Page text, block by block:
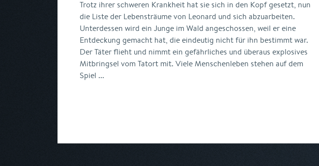
Trotz ihrer schweren Krankheit hat sie sich in den Kopf gesetzt, nun
die Liste der Lebensträume von Leonard und sich abzuarbeiten.
Unterdessen wird ein Junge im Wald angeschossen, weil er eine
Entdeckung gemacht hat, die eindeutig nicht für ihn bestimmt war.
Der Täter flieht und nimmt ein gefährliches und überaus explosives
Mitbringsel vom Tatort mit. Viele Menschenleben stehen auf dem
Spiel ...